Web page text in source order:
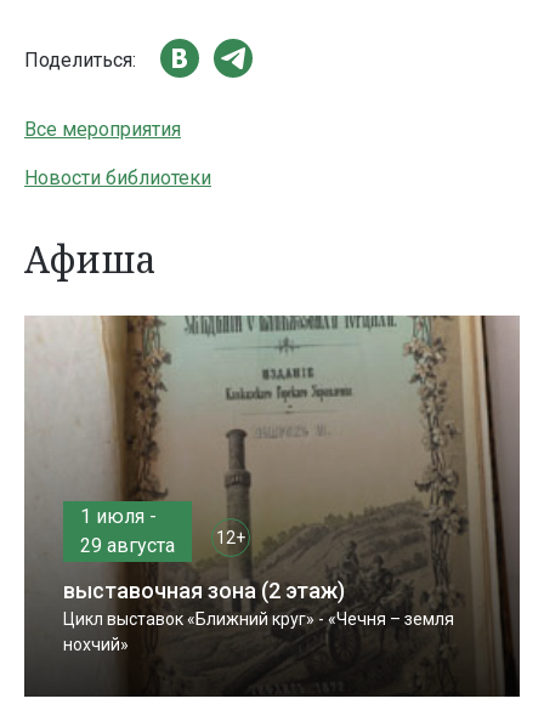
Поделиться:
Все мероприятия
Новости библиотеки
Афиша
1 июля -
29 августа
12+
выставочная зона (2 этаж)
Цикл выставок «Ближний круг» - «Чечня – земля
нохчий»